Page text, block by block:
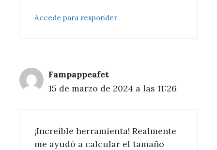
Accede para responder
Fampappeafet
15 de marzo de 2024 a las 11:26
¡Increíble herramienta! Realmente
me ayudó a calcular el tamaño